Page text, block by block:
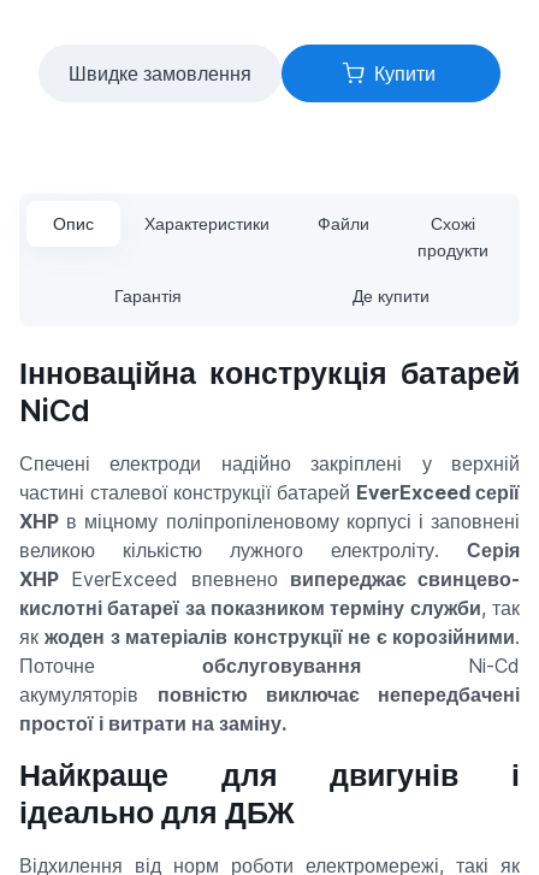
Швидке замовлення Купити
Опис Характеристики Файли
Схожі
продукти
Гарантія Де купити
Інноваційна конструкція батарей
NiCd
Спечені електроди надійно закріплені у верхній
частині сталевої конструкції батарей EverExceed серії
XHP в міцному поліпропіленовому корпусі і заповнені
великою кількістю лужного електроліту. Серія
XHP EverExceed впевнено випереджає свинцево-
кислотні батареї за показником терміну служби, так
якжоден з матеріалів конструкції не є корозійними.
Поточне обслуговування Ni-Cd
акумуляторів повністю виключає непередбачені
простої і витрати на заміну.
Найкраще для двигунів і
ідеально для ДБЖ
Відхилення від норм роботи електромережі, такі як